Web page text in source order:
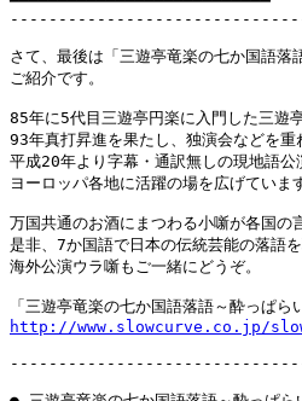
さて、最後は「三遊亭竜楽の七か国語落
ご紹介です。
85年に5代目三遊亭円楽に入門した三遊亭
93年真打昇進を果たし、独演会などを重
平成20年より字幕・通訳無しの現地語公
ヨーロッパ各地に活躍の場を広げていま
万国共通のお酒にまつわる小噺が各国の
是非、7か国語で日本の伝統芸能の落語
海外公演ウラ噺もご一緒にどうぞ。
http://www.slowcurve.co.jp/